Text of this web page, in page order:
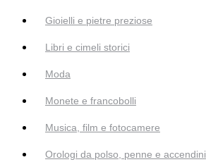
Gioielli e pietre preziose
Libri e cimeli storici
Moda
Monete e francobolli
Musica, film e fotocamere
Orologi da polso, penne e accendini